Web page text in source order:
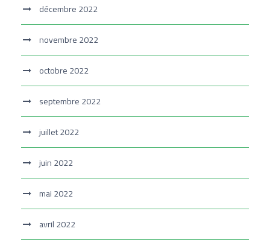
décembre 2022
novembre 2022
octobre 2022
septembre 2022
juillet 2022
juin 2022
mai 2022
avril 2022